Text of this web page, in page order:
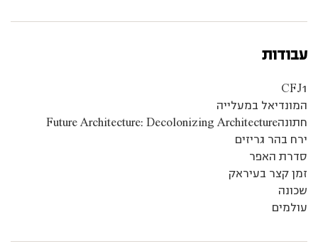
עבודות
CFJ1
המונדיאל במעלייה
חתונהFuture Architecture: Decolonizing Architecture
ירח בהר גריזים
סדרת האפר
זמן קצר בעיראק
שכונה
עולמים